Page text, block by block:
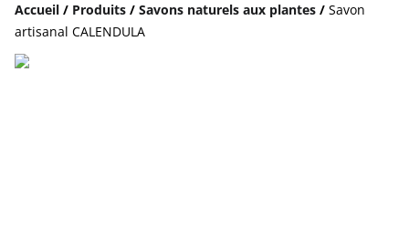
Accueil / Produits / Savons naturels aux plantes / Savon
artisanal CALENDULA